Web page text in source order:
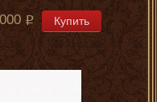
Купить